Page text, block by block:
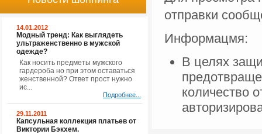
отправки
Информацмя:
В целях
количество
14.01.2012
Модный тренд: Как выглядеть
ультраженственно в мужской
одежде?
Как носить предметы мужского
гардероба но при этом оставаться
женственной? Ответ прост нужно
ис...
Подробнее...
29.11.2011
Капсульная коллекция платьев от
Виктории Бэкхем.